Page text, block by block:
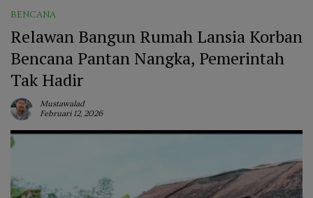
BENCANA
Relawan Bangun Rumah Lansia Korban
Bencana Pantan Nangka, Pemerintah
Tak Hadir
Mustawalad
Februari 12, 2026